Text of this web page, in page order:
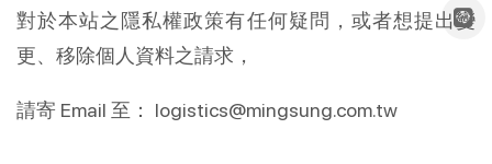
對於本站之隱私權政策有任何疑問，或者想提出變
更、移除個人資料之請求，
請寄 Email 至： logistics@mingsung.com.tw